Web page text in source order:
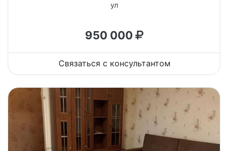
ул
950 000
Связаться с консультантом